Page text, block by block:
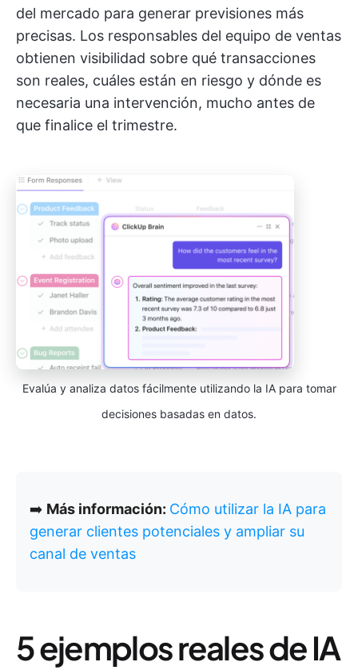
del mercado para generar previsiones más
precisas. Los responsables del equipo de ventas
obtienen visibilidad sobre qué transacciones
son reales, cuáles están en riesgo y dónde es
necesaria una intervención, mucho antes de
que finalice el trimestre.
Evalúa y analiza datos fácilmente utilizando la IA para tomar
decisiones basadas en datos.
➡️ Más información: Cómo utilizar la IA para
generar clientes potenciales y ampliar su
canal de ventas
5 ejemplos reales de IA